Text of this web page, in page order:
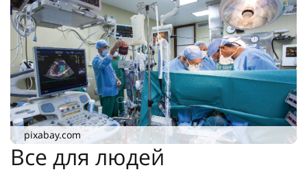
pixabay.com
Все для людей